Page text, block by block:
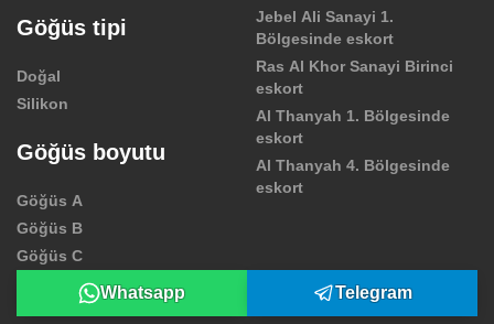
Göğüs tipi
Doğal
Silikon
Göğüs boyutu
Göğüs A
Göğüs B
Göğüs C
Jebel Ali Sanayi 1.
Bölgesinde eskort
Ras Al Khor Sanayi Birinci
eskort
Al Thanyah 1. Bölgesinde
eskort
Al Thanyah 4. Bölgesinde
eskort
©2026 aladinharem.com. Tüm hakları saklıdır.
Whatsapp Telegram